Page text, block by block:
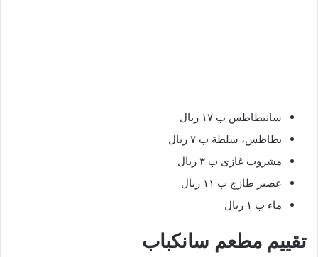
سانبطاطس ب ١٧ ريال
بطاطس، سلطة ب ٧ ريال
مشروب غازى ب ٣ ريال
عصير طازج ب ١١ ريال
ماء ب ١ ريال
تقييم مطعم سانكباب